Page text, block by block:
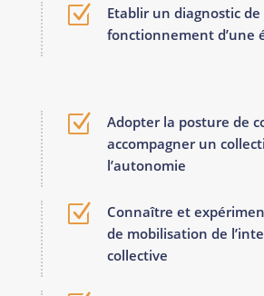
Z
Etablir un diagnostic
fonctionnement d’une
Z
Adopter la posture de
accompagner un
l’autonomie
Z
Connaître et
de mobilisation de
collective